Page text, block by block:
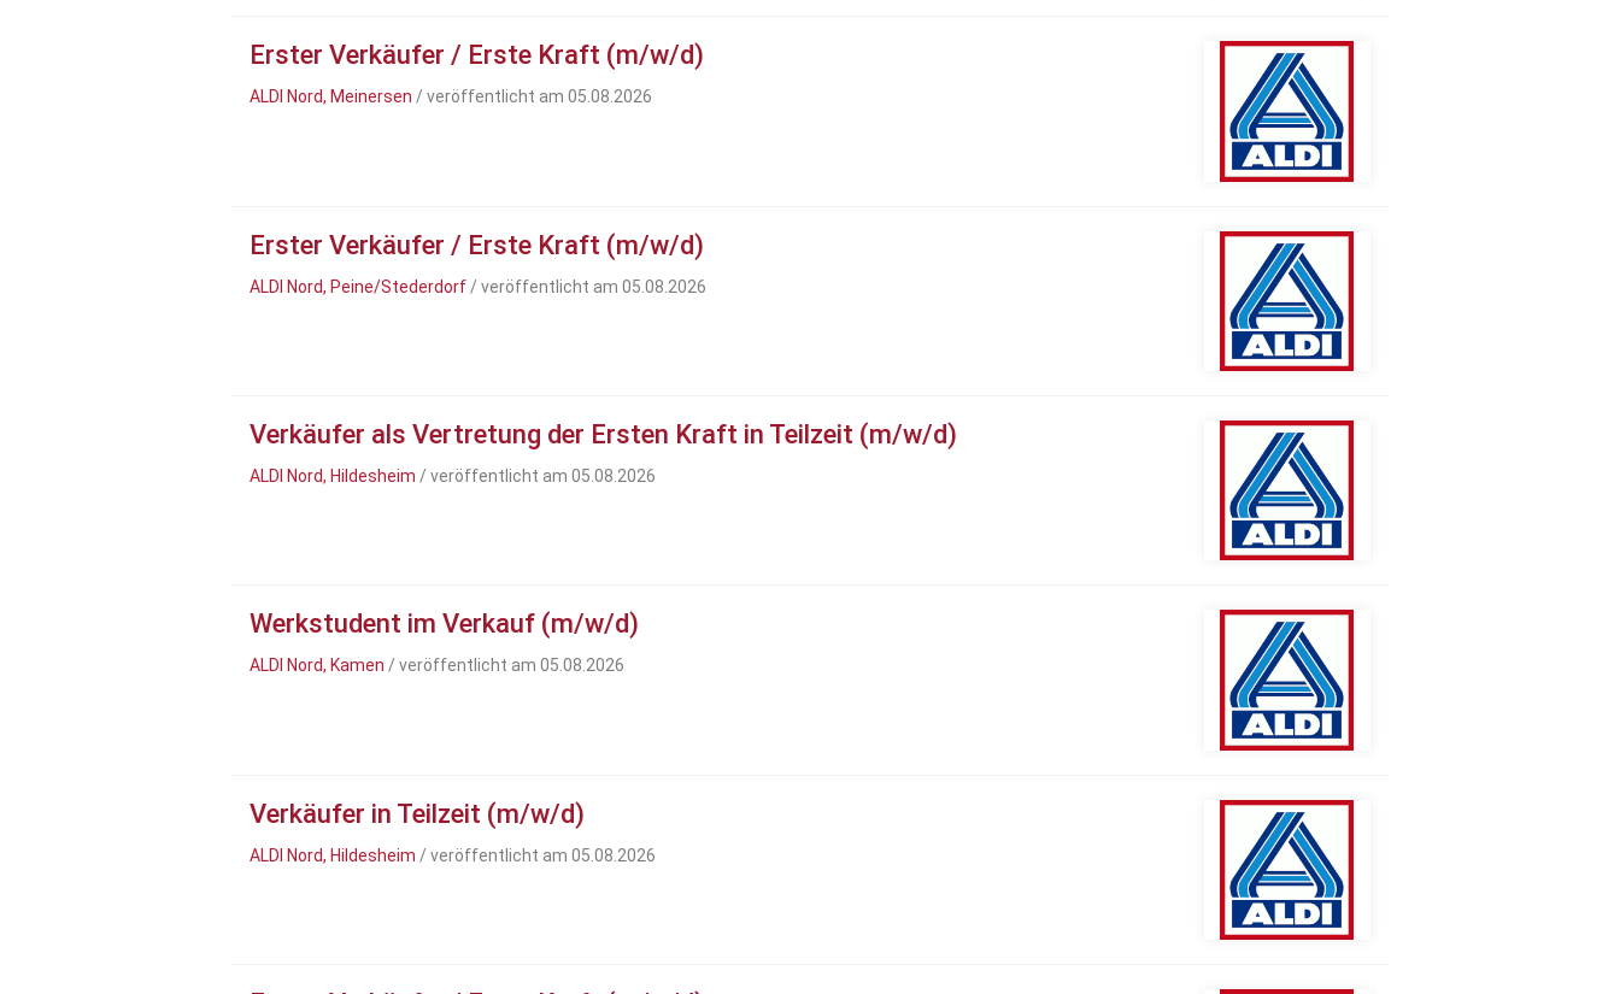
Erster Verkäufer / Erste Kraft (m/w/d)
ALDI Nord, Meinersen / veröffentlicht am 05.08.2026
Erster Verkäufer / Erste Kraft (m/w/d)
ALDI Nord, Peine/Stederdorf / veröffentlicht am 05.08.2026
Verkäufer als Vertretung der Ersten Kraft in Teilzeit (m/w/d)
ALDI Nord, Hildesheim / veröffentlicht am 05.08.2026
Werkstudent im Verkauf (m/w/d)
ALDI Nord, Kamen / veröffentlicht am 05.08.2026
Verkäufer in Teilzeit (m/w/d)
ALDI Nord, Hildesheim / veröffentlicht am 05.08.2026